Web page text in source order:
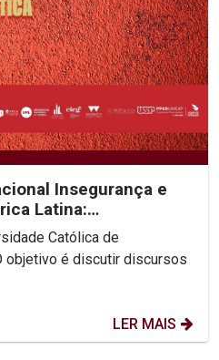
e
Latina:
LER MAIS